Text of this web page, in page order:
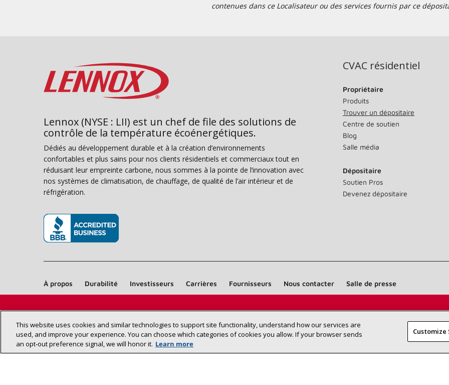
contenues dans ce Localisateur ou des services fournis par ce
Trouvez un dépositaire Lennox près
de chez vous
Lennox (NYSE : LII) est un chef de file des solutions de
contrôle de la température écoénergétiques.
Dédiés au développement durable et à la création d’environnements
confortables et plus sains pour nos clients résidentiels et commerciaux tout en
réduisant leur empreinte carbone, nous sommes à la pointe de l’innovation avec
nos systèmes de climatisation, de chauffage, de qualité de l’air intérieur et de
réfrigération.
CVAC résidentiel
Propriétaire
Produits
Trouver un dépositaire
Centre de soutien
Blog
Salle média
Dépositaire
Soutien Pros
Devenez dépositaire
À propos Durabilité Investisseurs Carrières Fournisseurs Nous contacter Salle de presse
Déclaration
This website uses cookies and similar technologies to support site functionality, understand how our services are
used, and improve your experience. You can choose which categories of cookies you allow. If your browser sends
an opt‑out preference signal, we will honor it. Learn more